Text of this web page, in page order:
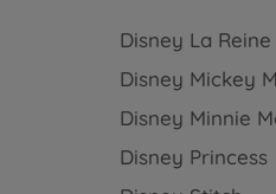
Disney La
Disney Mickey
Disney Minnie
Disney Princess